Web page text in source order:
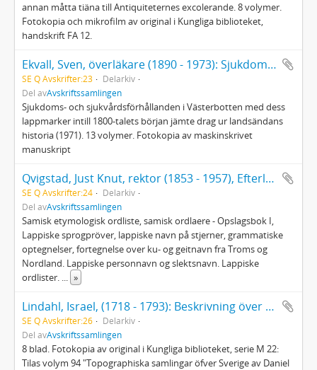
annan måtta tiäna till Antiquiteternes excolerande. 8 volymer.
Fotokopia och mikrofilm av original i Kungliga biblioteket,
handskrift FA 12.
Ekvall, Sven, överläkare (1890 - 1973): Sjukdoms- och sjukvårdsförhållanden i Västerbotten...
SE Q Avskrifter:23
Delarkiv
Del avAvskriftssamlingen
Sjukdoms- och sjukvårdsförhållanden i Västerbotten med dess
lappmarker intill 1800-talets början jämte drag ur landsändans
historia (1971). 13 volymer. Fotokopia av maskinskrivet
manuskript
Qvigstad, Just Knut, rektor (1853 - 1957), Efterlatte papier
SE Q Avskrifter:24
Delarkiv
Del avAvskriftssamlingen
Samisk etymologisk ordliste, samisk ordlaere - Opslagsbok I,
Lappiske sprogpröver, lappiske navn på stjerner, grammatiske
optegnelser, fortegnelse over ku- og geitnavn fra Troms og
Nordland. Lappiske personnavn og slektsnavn. Lappiske
ordlister. ... »
Lindahl, Israel, (1718 - 1793): Beskrivning över Umeå socken och stad 1771
SE Q Avskrifter:26
Delarkiv
Del avAvskriftssamlingen
8 blad. Fotokopia av original i Kungliga biblioteket, serie M 22:
Tilas volym 94 "Topographiska samlingar öfver Sverige av Daniel